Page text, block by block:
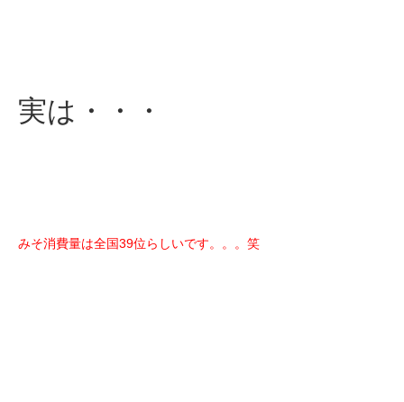
実は・・・
みそ消費量は全国39位らしいです。。。笑